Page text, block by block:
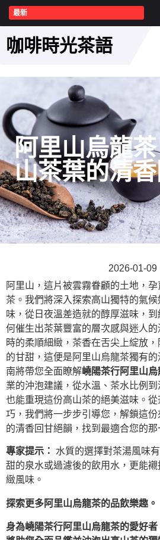
最新
咖啡時光茶語
阿里山烏龍
山茶葉的清
2026-01-09
阿里山，這片被雲霧眷顧的土地，
茶。我們將深入探索高山獨特的氣
味，從日夜溫差造就的醇厚滋味，
何催生出茶葉豐富的層次感與迷人
時的柔順細緻，茶香在舌尖上綻放
的甘甜，這便是阿里山烏龍茶獨有
南將帶您全面瞭解嶢陽茶行阿里山烏
業的沖泡建議，從水溫、茶水比例
也能重現這份高山茶的絕美滋味。
巧，我們將一步步引導您，解鎖這
的清香回甘絕韻，找到最適合您的那
專家提示：
水質的選擇對茶湯風味
甜的泉水或過濾後的飲用水，更能
緻風味。
探索更多阿里山烏龍茶的品飲樂趣。
身為嶢陽茶行阿里山烏龍茶的愛好者